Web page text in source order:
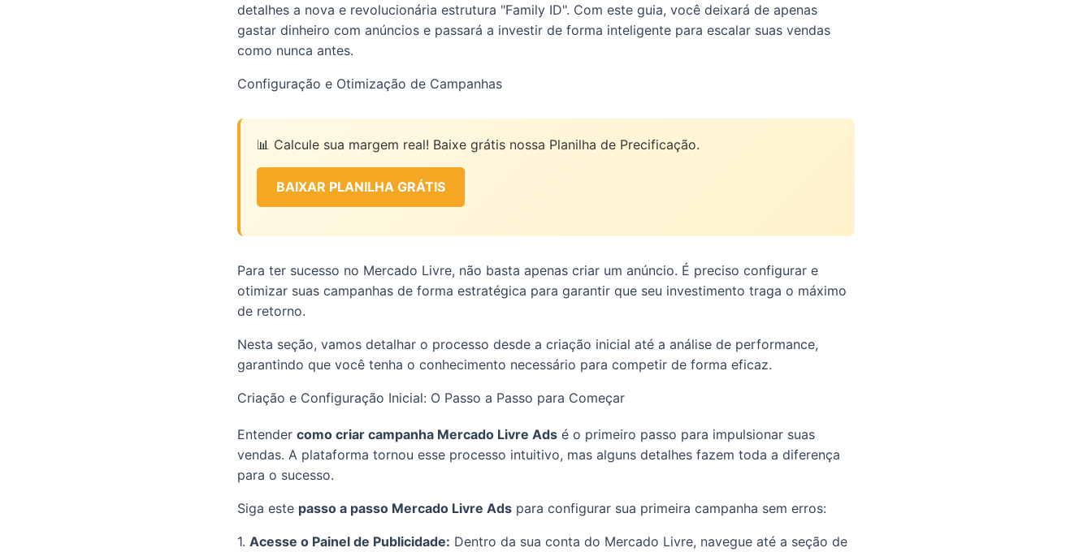
detalhes a nova e revolucionária estrutura "Family ID". Com este guia, você deixará de apenas
gastar dinheiro com anúncios e passará a investir de forma inteligente para escalar suas vendas
como nunca antes.
Configuração e Otimização de Campanhas
📊 Calcule sua margem real! Baixe grátis nossa Planilha de Precificação.
BAIXAR PLANILHA GRÁTIS
Para ter sucesso no Mercado Livre, não basta apenas criar um anúncio. É preciso configurar e
otimizar suas campanhas de forma estratégica para garantir que seu investimento traga o máximo
de retorno.
Nesta seção, vamos detalhar o processo desde a criação inicial até a análise de performance,
garantindo que você tenha o conhecimento necessário para competir de forma eficaz.
Criação e Configuração Inicial: O Passo a Passo para Começar
Entender como criar campanha Mercado Livre Ads é o primeiro passo para impulsionar suas
vendas. A plataforma tornou esse processo intuitivo, mas alguns detalhes fazem toda a diferença
para o sucesso.
Siga este passo a passo Mercado Livre Ads para configurar sua primeira campanha sem erros:
1. Acesse o Painel de Publicidade: Dentro da sua conta do Mercado Livre, navegue até a seção de